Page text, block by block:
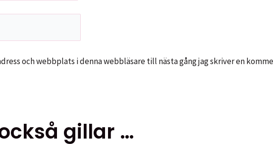
och webbplats i denna webbläsare till nästa gång jag skriver en
gillar …